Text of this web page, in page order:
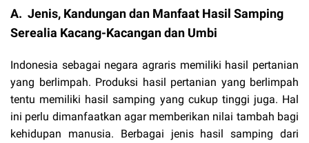
A. Jenis, Kandungan dan Manfaat Hasil Samping
Serealia Kacang-Kacangan dan Umbi
Indonesia sebagai negara agraris memiliki hasil pertanian
yang berlimpah. Produksi hasil pertanian yang berlimpah
tentu memiliki hasil samping yang cukup tinggi juga. Hal
ini perlu dimanfaatkan agar memberikan nilai tambah bagi
kehidupan manusia. Berbagai jenis hasil samping dari